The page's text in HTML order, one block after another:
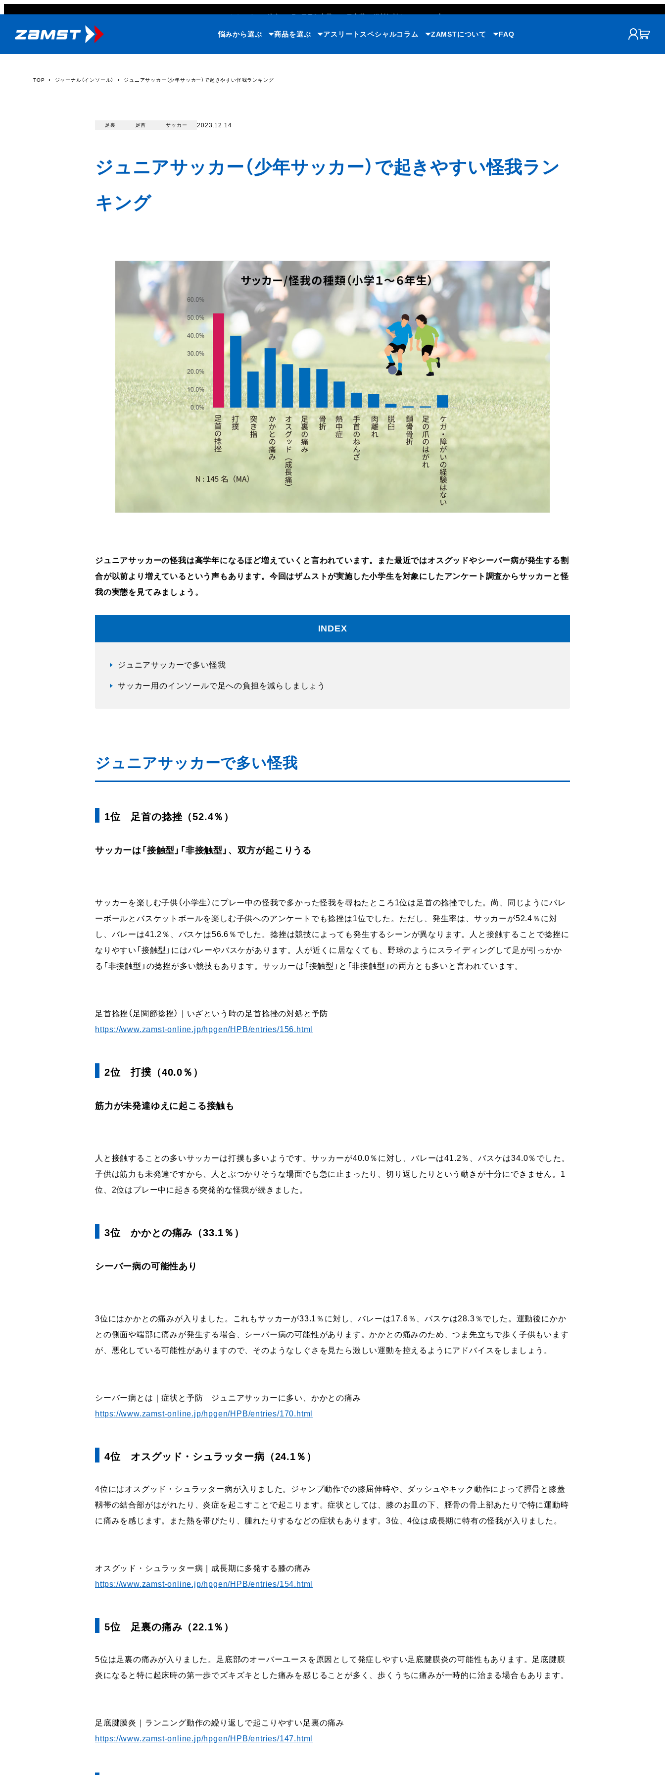
悩みから選ぶ 商品を選ぶ アスリート スペシャルコラム ZAMSTについて FAQ
TOP ジャーナル（インソール） ジュニアサッカー（少年サッカー）で起きやすい怪我ランキング
足裏 足首 サッカー 2023.12.14
ジュニアサッカー（少年サッカー）で起きやすい怪我ラン
キング
ジュニアサッカーの怪我は高学年になるほど増えていくと言われています。また最近ではオスグッドやシーバー病が発生する割
合が以前より増えているという声もあります。今回はザムストが実施した小学生を対象にしたアンケート調査からサッカーと怪
我の実態を見てみましょう。
INDEX
ジュニアサッカーで多い怪我
サッカー用のインソールで足への負担を減らしましょう
ジュニアサッカーで多い怪我
1位 足首の捻挫（52.4％）
サッカーは「接触型」「非接触型」、双方が起こりうる
サッカーを楽しむ子供（小学生）にプレー中の怪我で多かった怪我を尋ねたところ1位は足首の捻挫でした。尚、同じようにバレ
ーボールとバスケットボールを楽しむ子供へのアンケートでも捻挫は1位でした。ただし、発生率は、サッカーが52.4％に対
し、バレーは41.2％、バスケは56.6％でした。捻挫は競技によっても発生するシーンが異なります。人と接触することで捻挫に
なりやすい「接触型」にはバレーやバスケがあります。人が近くに居なくても、野球のようにスライディングして足が引っかか
る「非接触型」の捻挫が多い競技もあります。サッカーは「接触型」と「非接触型」の両方とも多いと言われています。
足首捻挫（足関節捻挫）｜いざという時の足首捻挫の対処と予防
https://www.zamst-online.jp/hpgen/HPB/entries/156.html
2位 打撲（40.0％）
筋力が未発達ゆえに起こる接触も
人と接触することの多いサッカーは打撲も多いようです。サッカーが40.0％に対し、バレーは41.2％、バスケは34.0％でした。
子供は筋力も未発達ですから、人とぶつかりそうな場面でも急に止まったり、切り返したりという動きが十分にできません。1
位、2位はプレー中に起きる突発的な怪我が続きました。
3位 かかとの痛み（33.1％）
シーバー病の可能性あり
3位にはかかとの痛みが入りました。これもサッカーが33.1％に対し、バレーは17.6％、バスケは28.3％でした。運動後にかか
との側面や端部に痛みが発生する場合、シーバー病の可能性があります。かかとの痛みのため、つま先立ちで歩く子供もいます
が、悪化している可能性がありますので、そのようなしぐさを見たら激しい運動を控えるようにアドバイスをしましょう。
シーバー病とは｜症状と予防 ジュニアサッカーに多い、かかとの痛み
https://www.zamst-online.jp/hpgen/HPB/entries/170.html
4位 オスグッド・シュラッター病（24.1％）
4位にはオスグッド・シュラッター病が入りました。ジャンプ動作での膝屈伸時や、ダッシュやキック動作によって脛骨と膝蓋
靱帯の結合部がはがれたり、炎症を起こすことで起こります。症状としては、膝のお皿の下、脛骨の骨上部あたりで特に運動時
に痛みを感じます。また熱を帯びたり、腫れたりするなどの症状もあります。3位、4位は成長期に特有の怪我が入りました。
オスグッド・シュラッター病｜成長期に多発する膝の痛み
https://www.zamst-online.jp/hpgen/HPB/entries/154.html
5位 足裏の痛み（22.1％）
5位は足裏の痛みが入りました。足底部のオーバーユースを原因として発症しやすい足底腱膜炎の可能性もあります。足底腱膜
炎になると特に起床時の第一歩でズキズキとした痛みを感じることが多く、歩くうちに痛みが一時的に治まる場合もあります。
足底腱膜炎｜ランニング動作の繰り返しで起こりやすい足裏の痛み
https://www.zamst-online.jp/hpgen/HPB/entries/147.html